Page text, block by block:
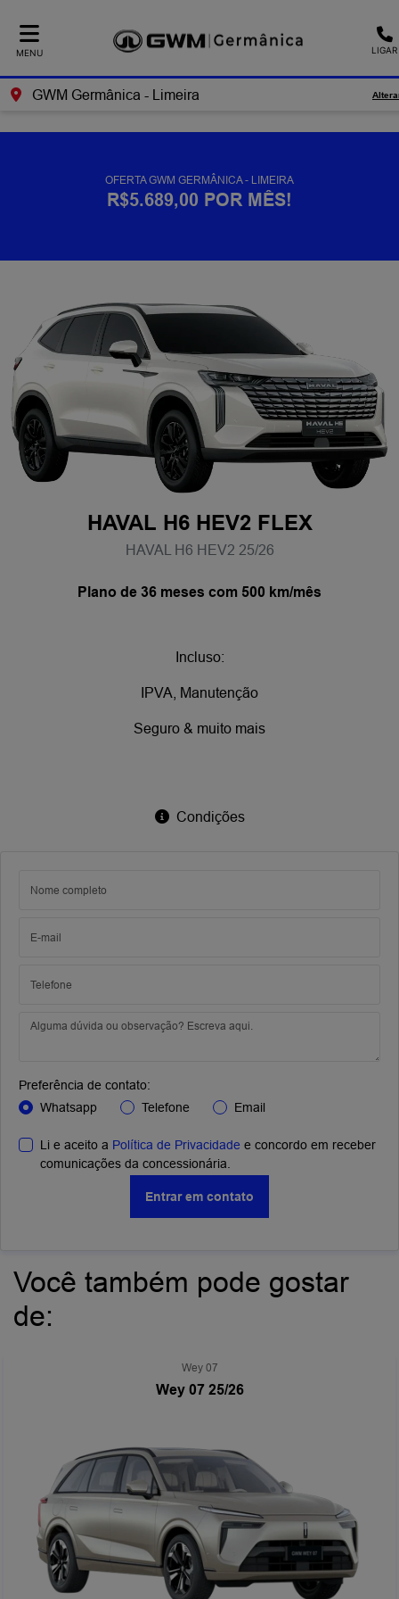
MENU LIGAR
GWM Germânica - Limeira
OFERTA GWM GERMÂNICA - LIMEIRA
R$5.689,00 POR MÊS!
HAVAL H6 HEV2 FLEX
HAVAL H6 HEV2 25/26
Plano de 36 meses com 500 km/mês
Incluso:
IPVA, Manutenção
Seguro & muito mais
Condições
Preferência de contato:
Whatsapp
Telefone Email
Li e aceito a Política de Privacidade e concordo em receber
comunicações da concessionária.
Entrar em contato
Você também pode gostar
de:
Wey 07
Wey 07 25/26